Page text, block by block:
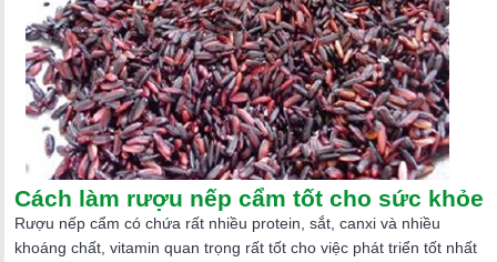
Cách làm rượu nếp cẩm tốt cho sức khỏe
Rượu nếp cẩm có chứa rất nhiều protein, sắt, canxi và nhiều
khoáng chất, vitamin quan trọng rất tốt cho việc phát triển tốt nhất